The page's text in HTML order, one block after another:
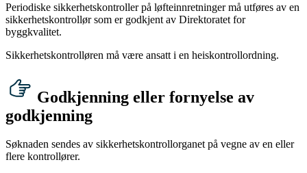
Periodiske sikkerhetskontroller på løfteinnretninger må utføres av en
sikkerhetskontrollør som er godkjent av Direktoratet for
byggkvalitet.
Sikkerhetskontrolløren må være ansatt i en heiskontrollordning.
Godkjenning eller fornyelse av
godkjenning
Søknaden sendes av sikkerhetskontrollorganet på vegne av en eller
flere kontrollører.